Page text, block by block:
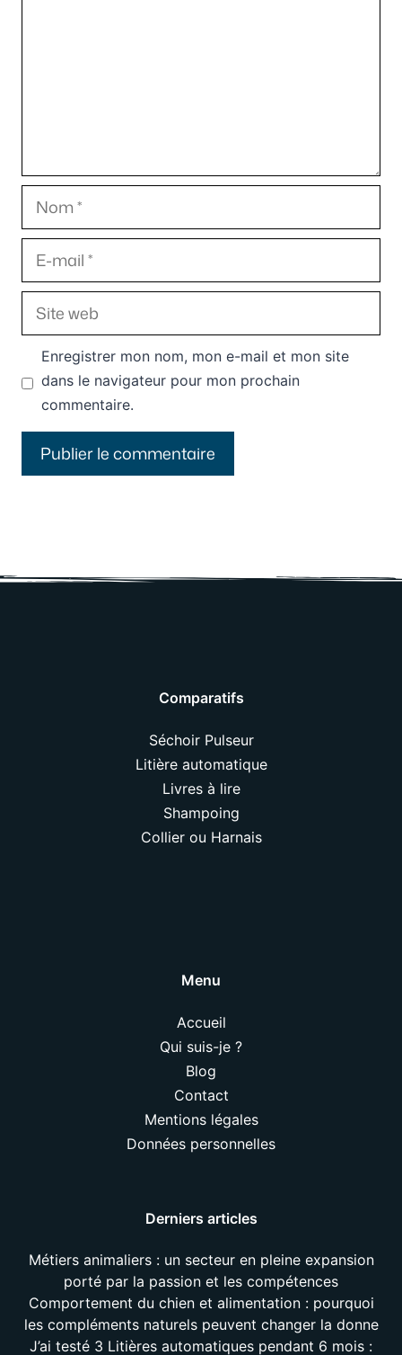
Nom
E-
mail
Site
web
Enregistrer mon nom, mon e-mail et mon site
dans le navigateur pour mon prochain
commentaire.
Comparatifs
Séchoir Pulseur
Litière automatique
Livres à lire
Shampoing
Collier ou Harnais
Menu
Accueil
Qui suis-je ?
Blog
Contact
Mentions légales
Données personnelles
Derniers articles
Métiers animaliers : un secteur en pleine expansion
porté par la passion et les compétences
Comportement du chien et alimentation : pourquoi
les compléments naturels peuvent changer la donne
J’ai testé 3 Litières automatiques pendant 6 mois :